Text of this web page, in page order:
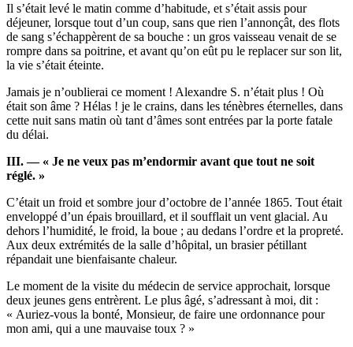
Il s’était levé le matin comme d’habitude, et s’était assis pour
déjeuner, lorsque tout d’un coup, sans que rien l’annonçât, des flots
de sang s’échappèrent de sa bouche : un gros vaisseau venait de se
rompre dans sa poitrine, et avant qu’on eût pu le replacer sur son lit,
la vie s’était éteinte.
Jamais je n’oublierai ce moment ! Alexandre S. n’était plus ! Où
était son âme ? Hélas ! je le crains, dans les ténèbres éternelles, dans
cette nuit sans matin où tant d’âmes sont entrées par la porte fatale
du délai.
III. — « Je ne veux pas m’endormir avant que tout ne soit
réglé. »
C’était un froid et sombre jour d’octobre de l’année 1865. Tout était
enveloppé d’un épais brouillard, et il soufflait un vent glacial. Au
dehors l’humidité, le froid, la boue ; au dedans l’ordre et la propreté.
Aux deux extrémités de la salle d’hôpital, un brasier pétillant
répandait une bienfaisante chaleur.
Le moment de la visite du médecin de service approchait, lorsque
deux jeunes gens entrèrent. Le plus âgé, s’adressant à moi, dit :
« Auriez-vous la bonté, Monsieur, de faire une ordonnance pour
mon ami, qui a une mauvaise toux ? »